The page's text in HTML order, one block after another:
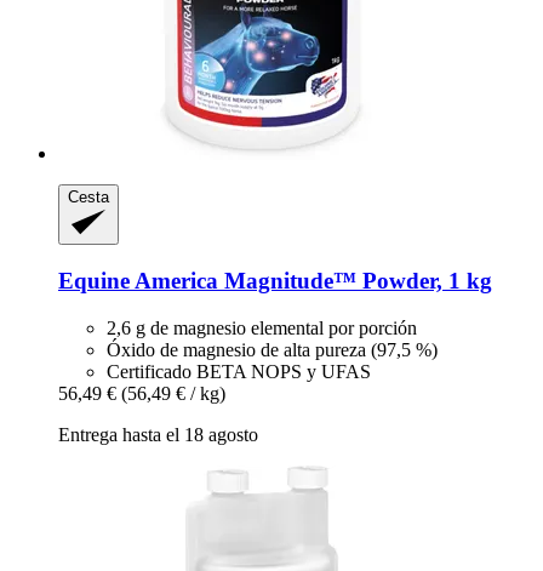
Cesta
Equine America Magnitude™ Powder, 1 kg
2,6 g de magnesio elemental por porción
Óxido de magnesio de alta pureza (97,5 %)
Certificado BETA NOPS y UFAS
56,49 € (56,49 € / kg)
Entrega hasta el 18 agosto